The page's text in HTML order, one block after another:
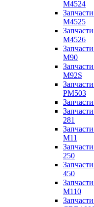
M4524
M4525
M4526
M90
M92S
PM503
281
M11
250
450
M110